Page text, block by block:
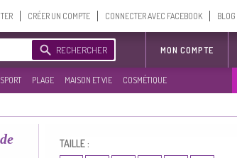
CRÉER UN COMPTE CONNECTER AVEC FACEBOOK BLOG
RECHERCHER MON COMPTE
SPORT PLAGE MAISON ET VIE COSMÉTIQUE
TAILLE :